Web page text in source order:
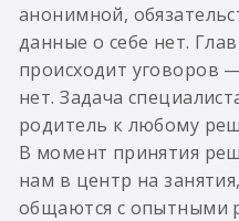
анонимной,
данные о себе нет.
происходит уговоров
нет. Задача
родитель к любому
В момент принятия
нам в центр на
общаются с опытными